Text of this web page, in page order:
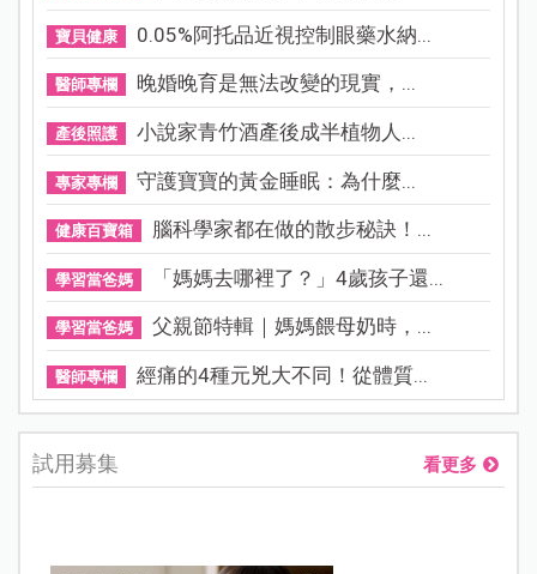
寶貝健康 0.05%阿托品近視控制眼藥水納...
醫師專欄 晚婚晚育是無法改變的現實，...
產後照護 小說家青竹酒產後成半植物人...
專家專欄 守護寶寶的黃金睡眠：為什麼...
健康百寶箱 腦科學家都在做的散步秘訣！...
學習當爸媽 「媽媽去哪裡了？」4歲孩子還...
學習當爸媽 父親節特輯｜媽媽餵母奶時，...
醫師專欄 經痛的4種元兇大不同！從體質...
試用募集 看更多